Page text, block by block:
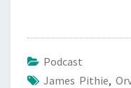
Podcast
James Pithie,